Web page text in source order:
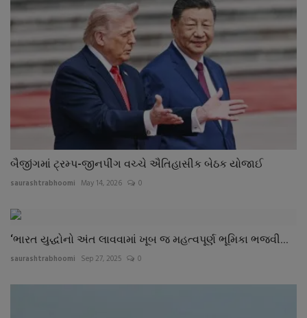
બૈજીંગમાં ટ્રમ્પ-જીનપીંગ વચ્ચે ઐતિહાસીક બેઠક યોજાઈ
saurashtrabhoomi May 14, 2026 0
‘ભારત યુદ્ધોનો અંત લાવવામાં ખૂબ જ મહત્વપૂર્ણ ભૂમિકા ભજવી...
saurashtrabhoomi Sep 27, 2025 0